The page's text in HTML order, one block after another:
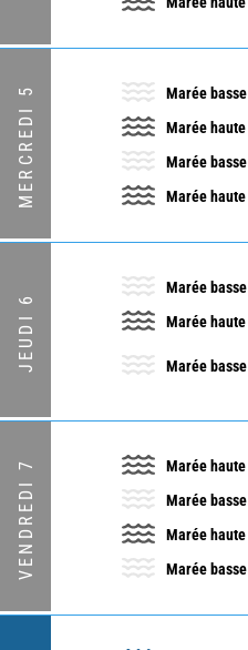
MERCREDI 5 Marée basse
Marée haute
Marée basse
Marée haute
JEUDI 6
Marée basse
Marée haute
Marée basse
VENDREDI 7 Marée haute
Marée basse
Marée haute
Marée basse